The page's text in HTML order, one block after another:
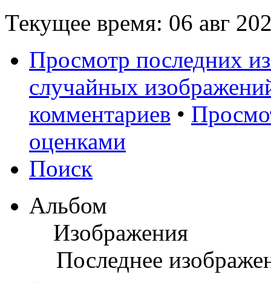
Текущее время: 06 авг
Просмотр последних
случайных
комментариев •
оценками
Поиск
Альбом
Изображения
Последнее